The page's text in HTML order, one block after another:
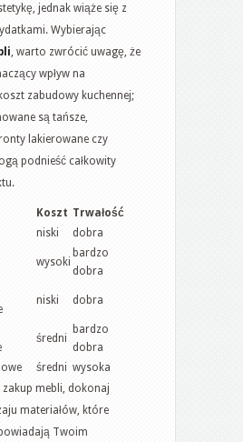
jednak wiąże się z
Wybierając
, warto zwrócić uwagę, że
wpływ na
zabudowy kuchennej;
są tańsze,
lakierowane czy
podnieść całkowity
Koszt Trwałość
niski dobra
wysoki
bardzo
dobra
niski dobra
średni
bardzo
dobra
średni wysoka
zakup mebli, dokonaj
materiałów, które
Twoim